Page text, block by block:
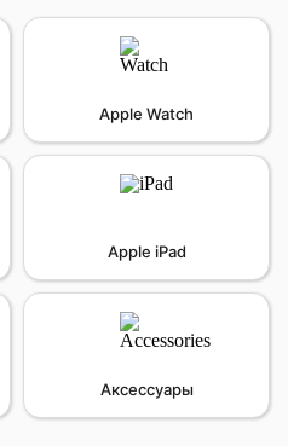
Apple Watch
Apple iPad
Аксессуары